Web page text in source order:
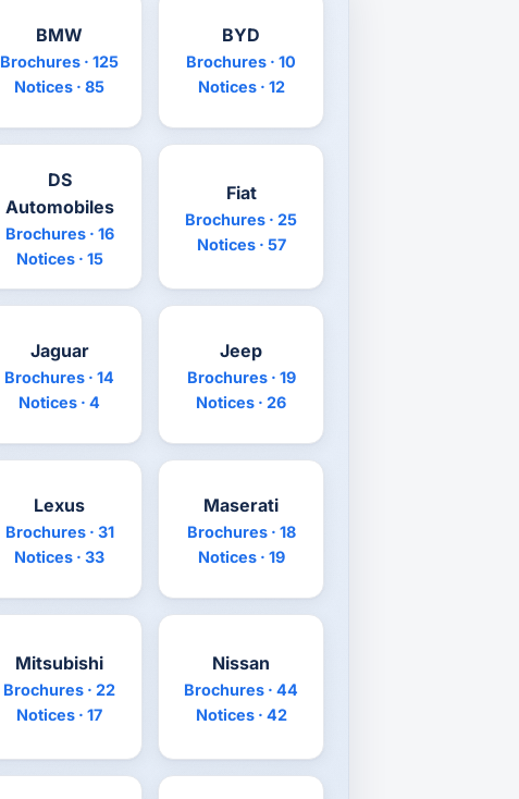
BMW
Brochures · 125
Notices · 85
BYD
Brochures · 10
Notices · 12
DS
Automobiles
Brochures · 16
Notices · 15
Fiat
Brochures · 25
Notices · 57
Jaguar
Brochures · 14
Notices · 4
Jeep
Brochures · 19
Notices · 26
Lexus
Brochures · 31
Notices · 33
Maserati
Brochures · 18
Notices · 19
Mitsubishi
Brochures · 22
Notices · 17
Nissan
Brochures · 44
Notices · 42